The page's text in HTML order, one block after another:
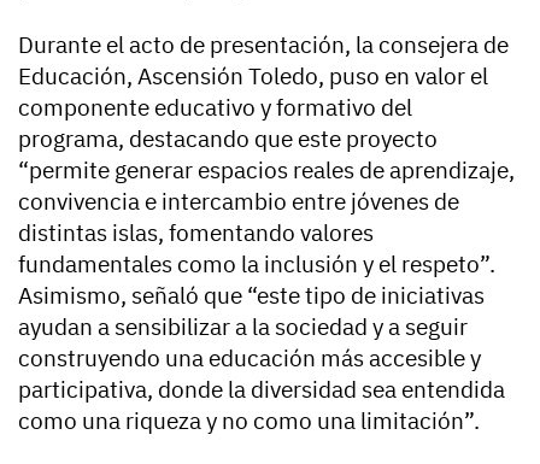
Durante el acto de presentación, la consejera de
Educación, Ascensión Toledo, puso en valor el
componente educativo y formativo del
programa, destacando que este proyecto
“permite generar espacios reales de aprendizaje,
convivencia e intercambio entre jóvenes de
distintas islas, fomentando valores
fundamentales como la inclusión y el respeto”.
Asimismo, señaló que “este tipo de iniciativas
ayudan a sensibilizar a la sociedad y a seguir
construyendo una educación más accesible y
participativa, donde la diversidad sea entendida
como una riqueza y no como una limitación”.